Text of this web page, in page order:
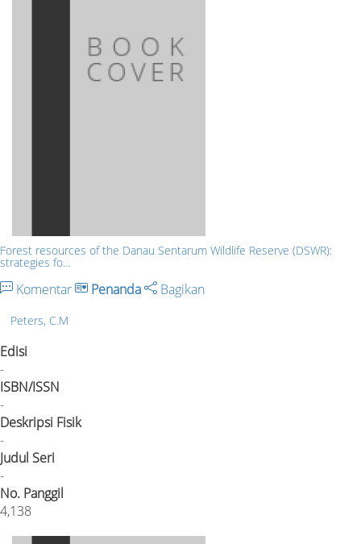
Forest resources of the Danau Sentarum Wildlife Reserve (DSWR):
strategies fo…
Komentar Penanda Bagikan
Peters, C.M
Edisi
-
ISBN/ISSN
-
Deskripsi Fisik
-
Judul Seri
-
No. Panggil
4,138